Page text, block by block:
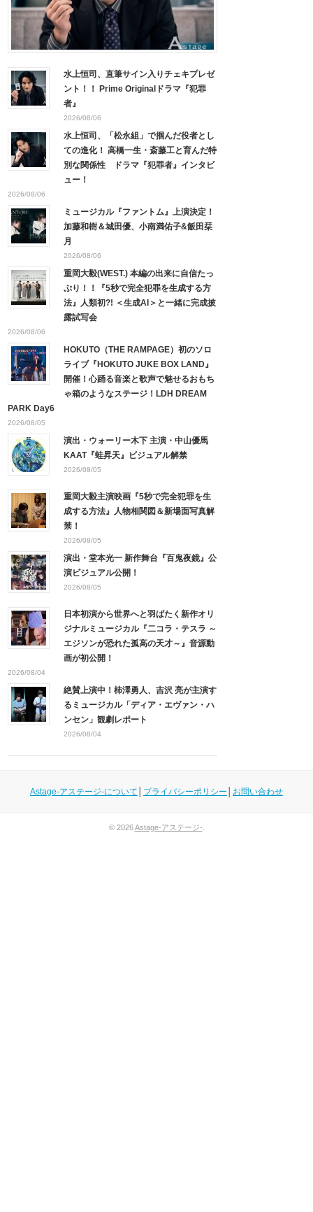
水上恒司、直筆サイン入りチェキプレゼ
ント！！ Prime Originalドラマ『犯罪
者』
2026/08/06
水上恒司、「松永組」で掴んだ役者とし
ての進化！ 高橋一生・斎藤工と育んだ特
別な関係性 ドラマ『犯罪者』インタビ
ュー！
2026/08/06
ミュージカル『ファントム』上演決定！
加藤和樹＆城田優、小南満佑子&飯田栞
月
2026/08/06
重岡大毅(WEST.) 本編の出来に自信たっ
ぷり！！『5秒で完全犯罪を生成する方
法』人類初?! ＜生成AI＞と一緒に完成披
露試写会
2026/08/06
HOKUTO（THE RAMPAGE）初のソロ
ライブ『HOKUTO JUKE BOX LAND』
開催！心踊る音楽と歌声で魅せるおもち
ゃ箱のようなステージ！LDH DREAM
PARK Day6
2026/08/05
演出・ウォーリー木下 主演・中山優馬
KAAT『蛙昇天』ビジュアル解禁
2026/08/05
重岡大毅主演映画『5秒で完全犯罪を生
成する方法』人物相関図＆新場面写真解
禁！
2026/08/05
演出・堂本光一 新作舞台『百鬼夜鏡』公
演ビジュアル公開！
2026/08/05
日本初演から世界へと羽ばたく新作オリ
ジナルミュージカル『二コラ・テスラ ～
エジソンが恐れた孤高の天才～』音源動
画が初公開！
2026/08/04
絶賛上演中！柿澤勇人、吉沢 亮が主演す
るミュージカル「ディア・エヴァン・ハ
ンセン」観劇レポート
2026/08/04
Astage-アステージ-について プライバシーポリシー お問い合わせ
© 2026Astage-アステージ-